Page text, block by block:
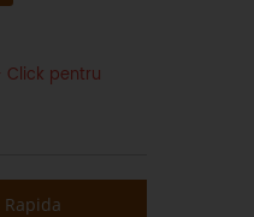
Click pentru
Rapida